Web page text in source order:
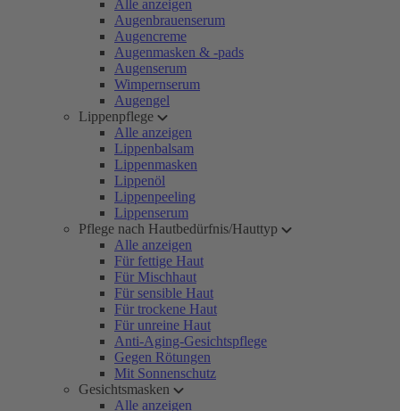
Alle anzeigen
Augenbrauenserum
Augencreme
Augenmasken & -pads
Augenserum
Wimpernserum
Augengel
Lippenpflege
Alle anzeigen
Lippenbalsam
Lippenmasken
Lippenöl
Lippenpeeling
Lippenserum
Pflege nach Hautbedürfnis/Hauttyp
Alle anzeigen
Für fettige Haut
Für Mischhaut
Für sensible Haut
Für trockene Haut
Für unreine Haut
Anti-Aging-Gesichtspflege
Gegen Rötungen
Mit Sonnenschutz
Gesichtsmasken
Alle anzeigen